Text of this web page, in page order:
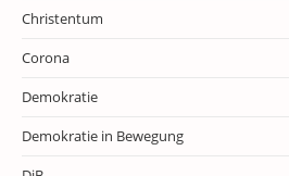
Christentum
Corona
Demokratie
Demokratie in Bewegung